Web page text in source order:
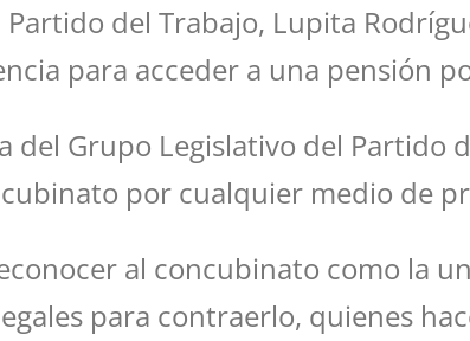
del Trabajo, Lupita
para acceder a una pensión
del Grupo Legislativo del Partido
por cualquier medio de
al concubinato como la
para contraerlo, quienes